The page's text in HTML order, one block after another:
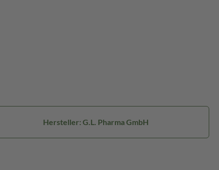
Hersteller: G.L. Pharma GmbH